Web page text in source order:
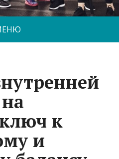
к
и